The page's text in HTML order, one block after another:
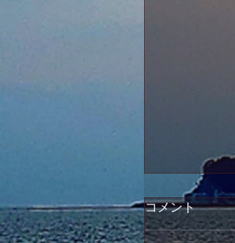
コメント